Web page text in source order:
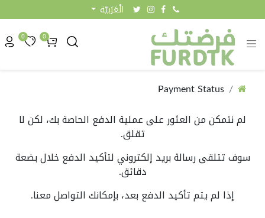
الْعَرَبيّة
0
0
Payment Status
لم نتمكن من العثور على عملية الدفع الحاصة بك، لكن لا
تقلق.
سوف تتلقى رسالة بريد إلكتروني لتأكيد الدفع خلال بضعة
دقائق.
إذا لم يتم تأكيد الدفع بعد، بإمكانك التواصل معنا.